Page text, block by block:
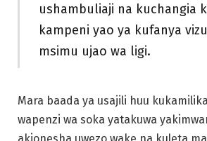
ushambuliaji na kuchangia
kampeni yao ya kufanya
msimu ujao wa ligi.
Mara baada ya usajili huu
wapenzi wa soka yatakuwa